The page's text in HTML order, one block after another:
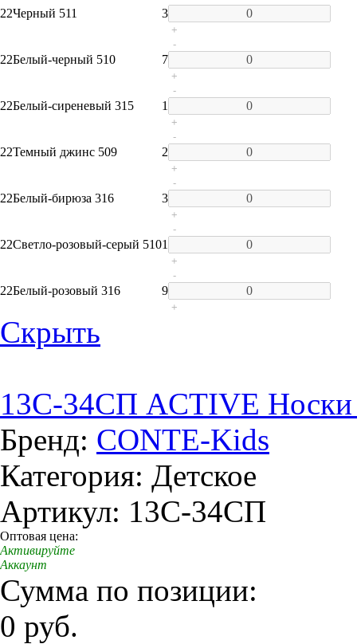
22Черный 511 3
+
22Белый-черный 510 7
-
+
22Белый-сиреневый 315 1
-
+
22Темный джинс 509 2
-
+
22Белый-бирюза 316 3
-
+
22Светло-розовый-серый 5101
-
+
22Белый-розовый 316 9
-
+
Скрыть
13C-34СП ACTIVE Носки
Бренд: CONTE-Kids
Категория: Детское
Артикул: 13C-34СП
Оптовая цена:
Активируйте
Аккаунт
Сумма по позиции:
0 руб.